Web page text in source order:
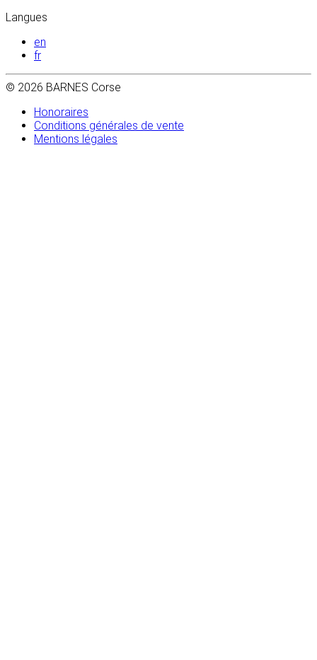
Langues
en
fr
© 2026 BARNES Corse
Honoraires
Conditions générales de vente
Mentions légales